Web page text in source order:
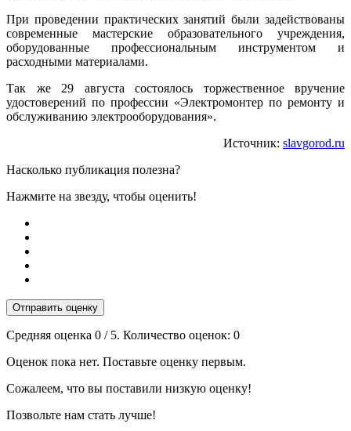
При проведении практических занятий были задействованы
современные мастерские образовательного учреждения,
оборудованные профессиональным инструментом и
расходными материалами.
Так же 29 августа состоялось торжественное вручение
удостоверений по профессии «Электромонтер по ремонту и
обслуживанию электрооборудования».
Источник: slavgorod.ru
Насколько публикация полезна?
Нажмите на звезду, чтобы оценить!
Отправить оценку
Средняя оценка 0 / 5. Количество оценок: 0
Оценок пока нет. Поставьте оценку первым.
Сожалеем, что вы поставили низкую оценку!
Позвольте нам стать лучше!